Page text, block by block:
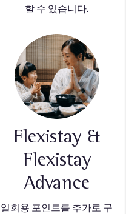
할 수 있습니다.
Flexistay &
Flexistay
Advance
일회용 포인트를 추가로 구